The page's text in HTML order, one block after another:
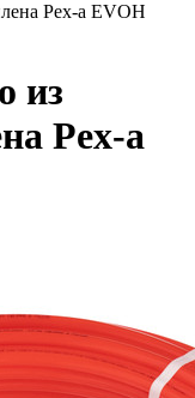
Pex-a EVOH
из
Pex-a